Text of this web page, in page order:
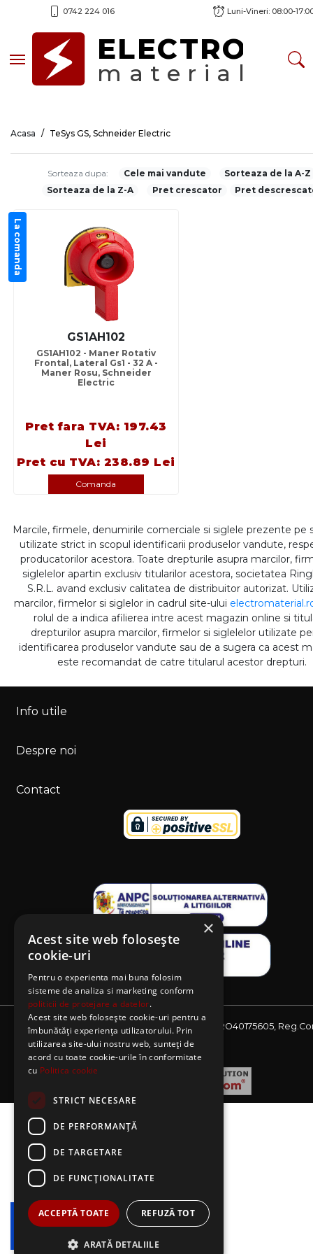
0742 224 016 Luni-Vineri: 08:00-
Toggle navigationELECTRO
material
Acasa TeSys GS, Schneider Electric
Sorteaza dupa: Cele mai vandute
Sorteaza de la A-Z
Sorteaza de la Z-A
Pret crescator Pret
La comanda
GS1AH102
GS1AH102 - Maner Rotativ
Frontal, Lateral Gs1 - 32 A -
Maner Rosu, Schneider
Electric
Pret fara TVA: 197.43
Lei
Pret cu TVA: 238.89 Lei
Comanda
Marcile, firmele, denumirile comerciale si siglele prezente pe
utilizate strict in scopul identificarii produselor vandute,
producatorilor acestora. Toate drepturile asupra marcilor,
siglelelor apartin exclusiv titularilor acestora, societatea
S.R.L. avand exclusiv calitatea de distribuitor autorizat.
marcilor, firmelor si siglelor in cadrul site-ului
rolul de a indica afilierea intre acest magazin online si
drepturilor asupra marcilor, firmelor si siglelelor utilizate
identificarea produselor vandute sau de a sugera ca acest
este recomandat de catre titularul acestor drepturi.
Info utile
Despre noi
Contact
Website detinut de AE Sagres SRL, CIF: RO40175605,
J08/2727/2018
×
Acest site web folosește
cookie-uri
Pentru o experienta mai buna folosim
sisteme de analiza si marketing conform
politicii de protejare a datelor.
Acest site web folosește cookie-uri pentru a
îmbunătăți experiența utilizatorului. Prin
utilizarea site-ului nostru web, sunteți de
acord cu toate cookie-urile în conformitate
cu Politica cookie
STRICT NECESARE
DE PERFORMANȚĂ
DE TARGETARE
DE FUNCŢIONALITATE
ACCEPTĂ TOATE REFUZĂ TOT
ARATĂ DETALIILE